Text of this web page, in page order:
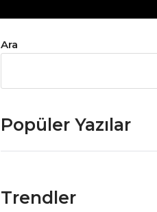
Ara
Popüler Yazılar
Trendler